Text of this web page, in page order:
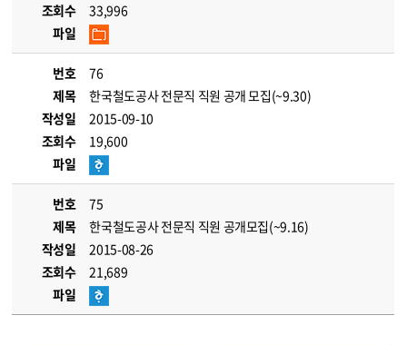
조회수
33,996
파일
번호
76
제목
한국철도공사 전문직 직원 공개 모집(~9.30)
작성일
2015-09-10
조회수
19,600
파일
번호
75
제목
한국철도공사 전문직 직원 공개모집(~9.16)
작성일
2015-08-26
조회수
21,689
파일